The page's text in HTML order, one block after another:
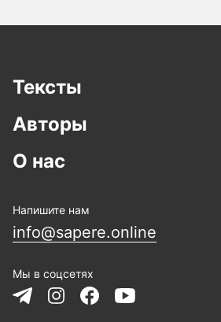
Тексты
Авторы
О нас
Напишите нам
info@sapere.online
Мы в соцсетях